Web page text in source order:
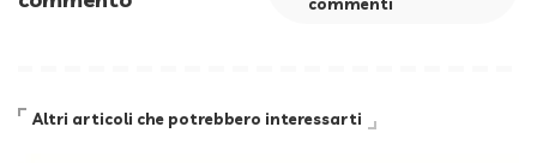
commenti
Altri articoli che potrebbero interessarti